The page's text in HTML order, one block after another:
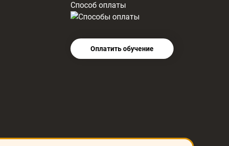
Способ оплаты
Оплатить обучение